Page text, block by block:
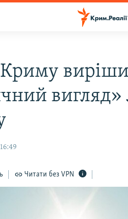
вигляд»
Читати без VPN